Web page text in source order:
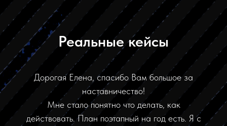
Реальные кейсы
Дорогая Елена, спасибо Вам большое за
наставничество!
Мне стало понятно что делать, как
действовать. План поэтапный на год есть. Я с